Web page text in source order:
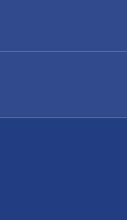
una nuova scheda